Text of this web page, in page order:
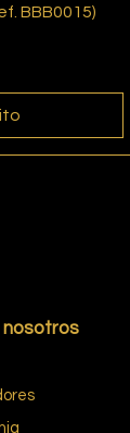
BBB0015)
nosotros